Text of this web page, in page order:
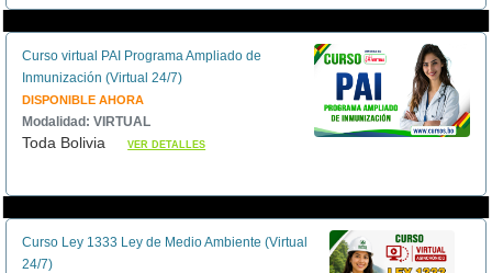
Curso virtual PAI Programa Ampliado de
Inmunización (Virtual 24/7)
DISPONIBLE AHORA
Modalidad: VIRTUAL
Toda BoliviaVER DETALLES
Curso Ley 1333 Ley de Medio Ambiente (Virtual
24/7)